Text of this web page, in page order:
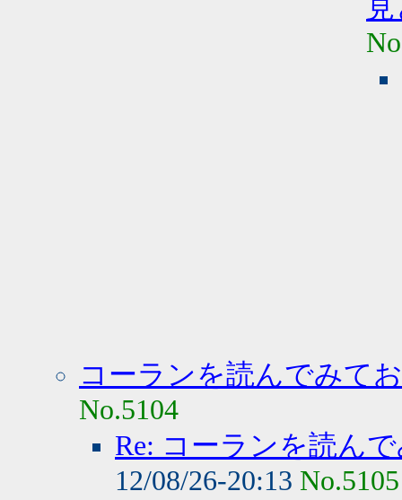
コーランを読んでみ
No.5104
Re: コーランを読ん
12/08/26-20:13 No.5105